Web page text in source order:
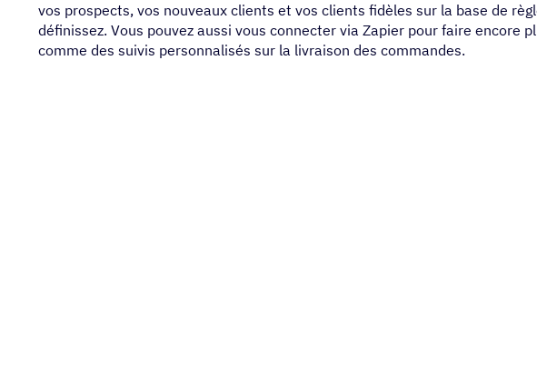
vos prospects, vos nouveaux clients et vos clients fidèles sur la base de
définissez. Vous pouvez aussi vous connecter via Zapier pour faire encore
comme des suivis personnalisés sur la livraison des commandes.